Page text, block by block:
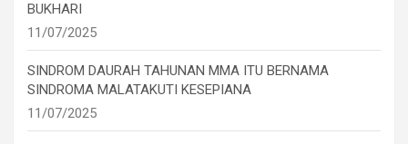
BUKHARI
11/07/2025
SINDROM DAURAH TAHUNAN MMA ITU BERNAMA
SINDROMA MALATAKUTI KESEPIANA
11/07/2025